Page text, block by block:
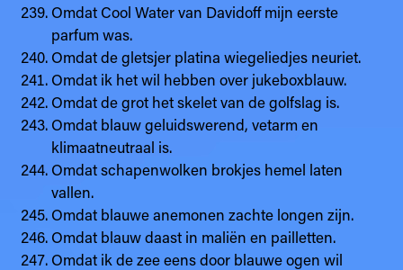
Omdat Cool Water van Davidoff mijn eerste
parfum was.
Omdat de gletsjer platina wiegeliedjes neuriet.
Omdat ik het wil hebben over jukeboxblauw.
Omdat de grot het skelet van de golfslag is.
Omdat blauw geluidswerend, vetarm en
klimaatneutraal is.
Omdat schapenwolken brokjes hemel laten
vallen.
Omdat blauwe anemonen zachte longen zijn.
Omdat blauw daast in maliën en pailletten.
Omdat ik de zee eens door blauwe ogen wil